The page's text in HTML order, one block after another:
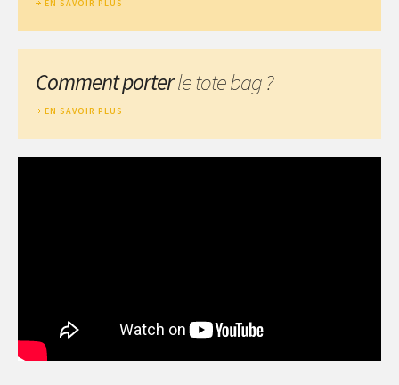
EN SAVOIR PLUS
Comment porterle tote bag ?
EN SAVOIR PLUS